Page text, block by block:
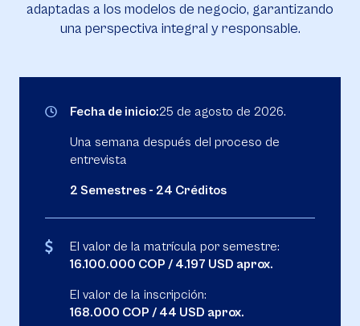
adaptadas a los modelos de negocio, garantizando
una perspectiva integral y responsable.
Fecha de inicio:25 de agosto de 2026.
Una semana después del proceso de
entrevista
2 Semestres - 24 Créditos
El valor de la matrícula por semestre:
16.100.000 COP / 4.197 USD aprox.
El valor de la inscripción:
168.000 COP / 44 USD aprox.